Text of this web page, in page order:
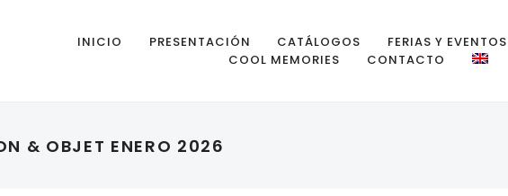
INICIO PRESENTACIÓN CATÁLOGOS FERIAS Y EVENTOS
COOL MEMORIES
CONTACTO
& OBJET ENERO 2026